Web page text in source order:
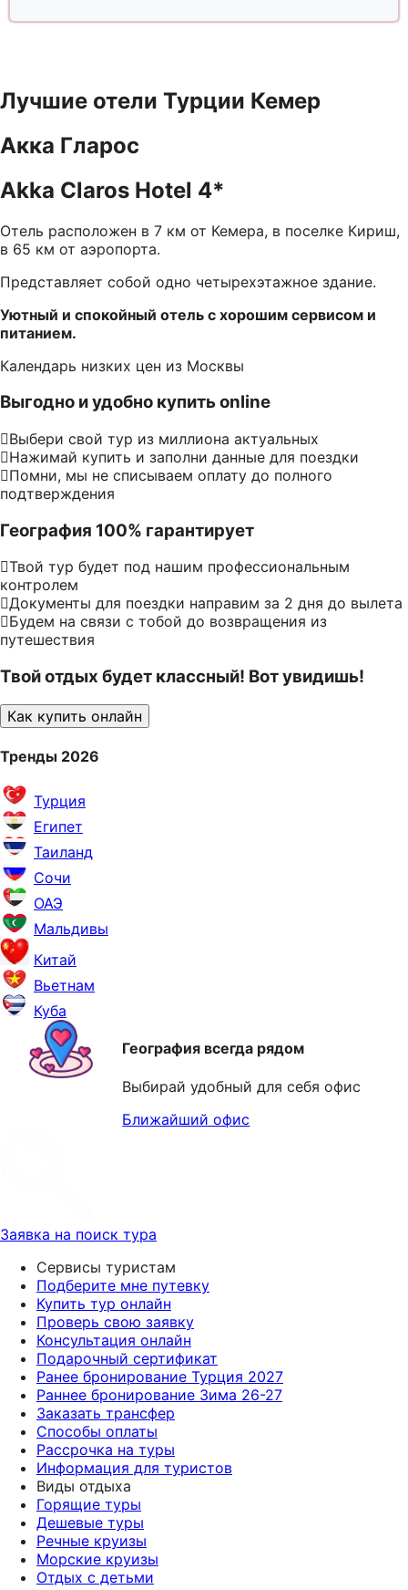
Лучшие отели Турции Кемер
Акка Гларос
Akka Claros Hotel 4*
Отель расположен в 7 км от Кемера, в поселке Кириш,
в 65 км от аэропорта.
Представляет собой одно четырехэтажное здание.
Уютный и спокойный отель с хорошим сервисом и
питанием.
Календарь низких цен из Москвы
Выгодно и удобно купить online
Выбери свой тур из миллиона актуальных
Нажимай купить и заполни данные для поездки
Помни, мы не списываем оплату до полного
подтверждения
География 100% гарантирует
Твой тур будет под нашим профессиональным
контролем
Документы для поездки направим за 2 дня до вылета
Будем на связи с тобой до возвращения из
путешествия
Твой отдых будет классный! Вот увидишь!
Как купить онлайн
Тренды 2026
Турция
Египет
Таиланд
Сочи
ОАЭ
Мальдивы
Китай
Вьетнам
Куба
География всегда рядом
Выбирай удобный для себя офис
Ближайший офис
Заявка на поиск тура
Сервисы туристам
Подберите мне путевку
Купить тур онлайн
Проверь свою заявку
Консультация онлайн
Подарочный сертификат
Ранее бронирование Турция 2027
Раннее бронирование Зима 26-27
Заказать трансфер
Способы оплаты
Рассрочка на туры
Информация для туристов
Виды отдыха
Горящие туры
Дешевые туры
Речные круизы
Морские круизы
Отдых с детьми